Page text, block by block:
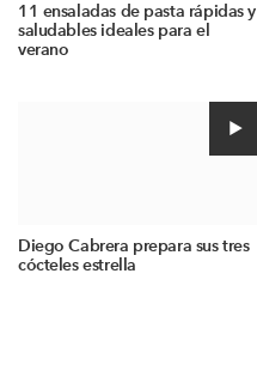
11 ensaladas de pasta rápidas y
saludables ideales para el
verano
Diego Cabrera prepara sus tres
cócteles estrella